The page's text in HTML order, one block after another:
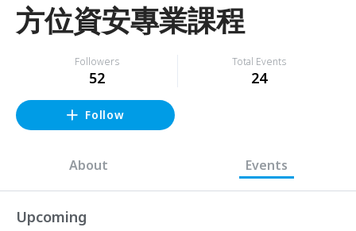
方位資安專業課程
Followers
52
Total Events
24
Follow
About Events
Upcoming